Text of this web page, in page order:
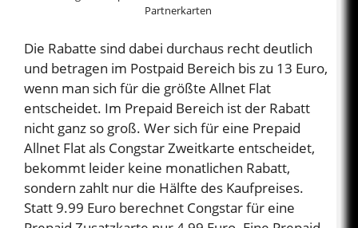
o
Partnerkarten
Die Rabatte sind dabei durchaus recht deutlich
und betragen im Postpaid Bereich bis zu 13 Euro,
wenn man sich für die größte Allnet Flat
entscheidet. Im Prepaid Bereich ist der Rabatt
nicht ganz so groß. Wer sich für eine Prepaid
Allnet Flat als Congstar Zweitkarte entscheidet,
bekommt leider keine monatlichen Rabatt,
sondern zahlt nur die Hälfte des Kaufpreises.
Statt 9.99 Euro berechnet Congstar für eine